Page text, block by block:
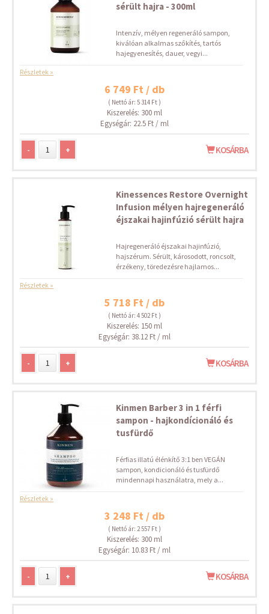
sérült hajra - 300ml
Intenzív, mélyen regeneráló sampon,
kiválóan alkalmas szőkítés, tartós
hajegyenesítés, dauer, vegyi...
Részletek »
6 749 Ft / db
( Nettó ár: 5 314 Ft )
Kiszerelés: 300 ml
Egységár: 22.5 Ft / ml
- + KOSÁRBA
Kinessences Restore Overnight
Infusion mélyen hajregeneráló
éjszakai hajinfúzió sérült hajra
Hajregeneráló éjszakai hajinfúzió,
hajszérum. Sérült, károsodott, roncsolt,
érzékeny, töredezésre hajlamos...
Részletek »
5 718 Ft / db
( Nettó ár: 4 502 Ft )
Kiszerelés: 150 ml
Egységár: 38.12 Ft / ml
- + KOSÁRBA
Kinmen Barber 3 in 1 férfi
sampon - hajkondícionáló és
tusfürdő
Férfias illatú élénkítő 3:1 ben VEGÁN
sampon, kondicionáló és tusfürdő
mindennapi használatra, mely a...
Részletek »
3 248 Ft / db
( Nettó ár: 2 557 Ft )
Kiszerelés: 300 ml
Egységár: 10.83 Ft / ml
- + KOSÁRBA